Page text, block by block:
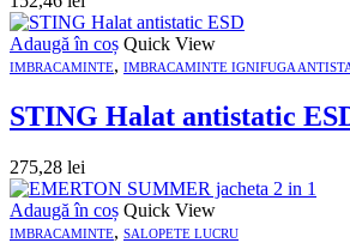
Adaugă în coș Quick View
IMBRACAMINTE, IMBRACAMINTE IGNIFUGA
STING Halat antistatic
275,28 lei
Adaugă în coș Quick View
IMBRACAMINTE, SALOPETE LUCRU